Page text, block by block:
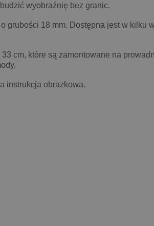
wyobraźnię bez granic.
grubości 18 mm. Dostępna jest w kilku
cm, które są zamontowane na
instrukcja obrazkowa.